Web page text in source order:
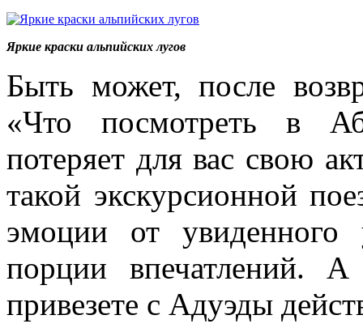
Яркие краски альпийских лугов
Быть может, после
«Что посмотреть в
потеряет для вас свою
такой экскурсионной
эмоции от увиденного
порции впечатлений.
привезете с Адуэды